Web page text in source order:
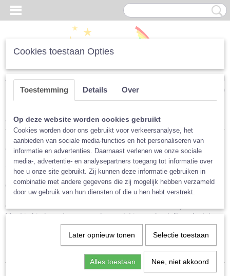
Inloggen Registreren
(0)
Home >Luiers>Junior Luiers
Junior luiers
Soms heeft een kind wat langer luiers nodig. Bijvoorbeeld voor de
nacht, of vanwege een medische aandoening. Dan kan het zijn
dat de standaard luiers niet meer passen. Op dat moment kan je
kiezen voor een junior luier. Deze luiers passen bij een taille-
Meet je kind eerst even goed, voordat je een bestelling plaatst.
Sorteer op:
Cookies toestaan Opties
Toestemming Details Over
Op deze website worden cookies gebruikt
Cookies worden door ons gebruikt voor verkeersanalyse, het
aanbieden van sociale media-functies en het personaliseren van
informatie en advertenties. Daarnaast verlenen we onze sociale
media-, advertentie- en analysepartners toegang tot informatie over
hoe u onze site gebruikt. Zij kunnen deze informatie gebruiken in
combinatie met andere gegevens die zij mogelijk hebben verzameld
door uw gebruik van hun diensten of die u hen hebt verstrekt.
Later opnieuw tonen Selectie toestaan
Alles toestaan Nee, niet akkoord